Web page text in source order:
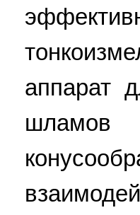
аппарат
шламов